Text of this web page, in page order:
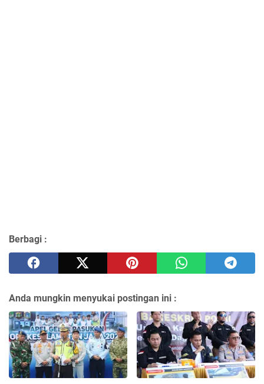
Berbagi :
Anda mungkin menyukai postingan ini :